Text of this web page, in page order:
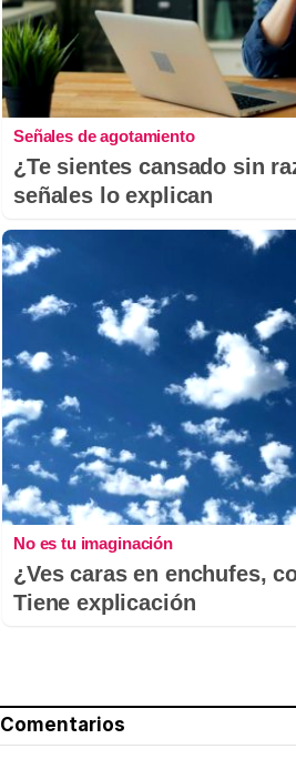
Señales de agotamiento
¿Te sientes cansado sin
señales lo explican
No es tu imaginación
¿Ves caras en enchufes,
Tiene explicación
Comentarios